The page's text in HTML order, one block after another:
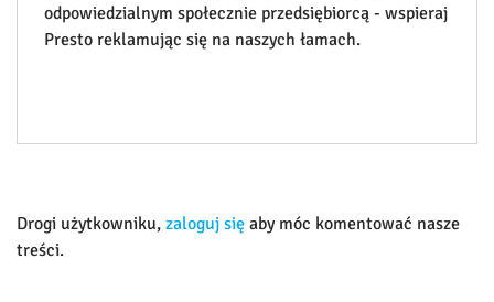
odpowiedzialnym społecznie przedsiębiorcą - wspieraj
Presto reklamując się na naszych łamach.
Drogi użytkowniku, zaloguj się aby móc komentować nasze
treści.